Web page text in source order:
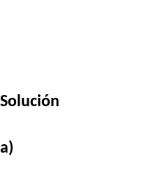
Solución
a)